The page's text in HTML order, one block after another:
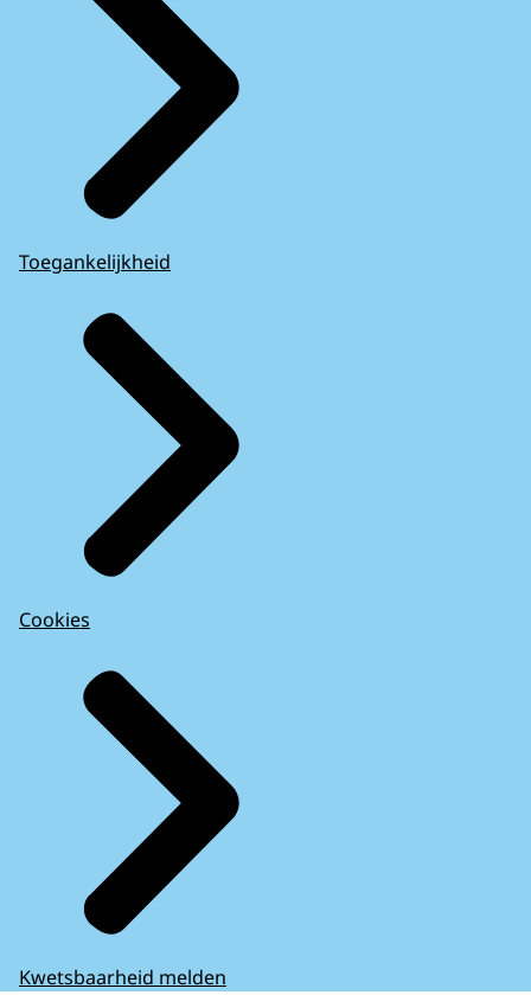
Toegankelijkheid
Cookies
Kwetsbaarheid melden